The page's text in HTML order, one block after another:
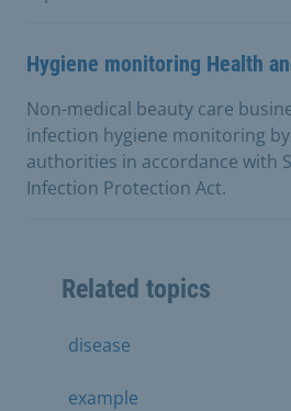
Hygiene monitoring Health
Non-medical beauty care
infection hygiene monitoring
authorities in accordance with
Infection Protection Act.
Related topics
disease
example